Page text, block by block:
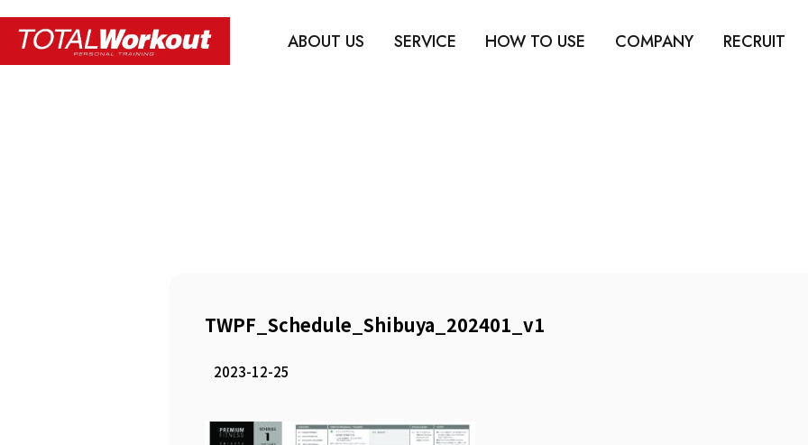
ABOUT US SERVICE HOW TO USE COMPANY RECRUIT
TWPF_Schedule_Shibuya_202401_v1
2023-12-25